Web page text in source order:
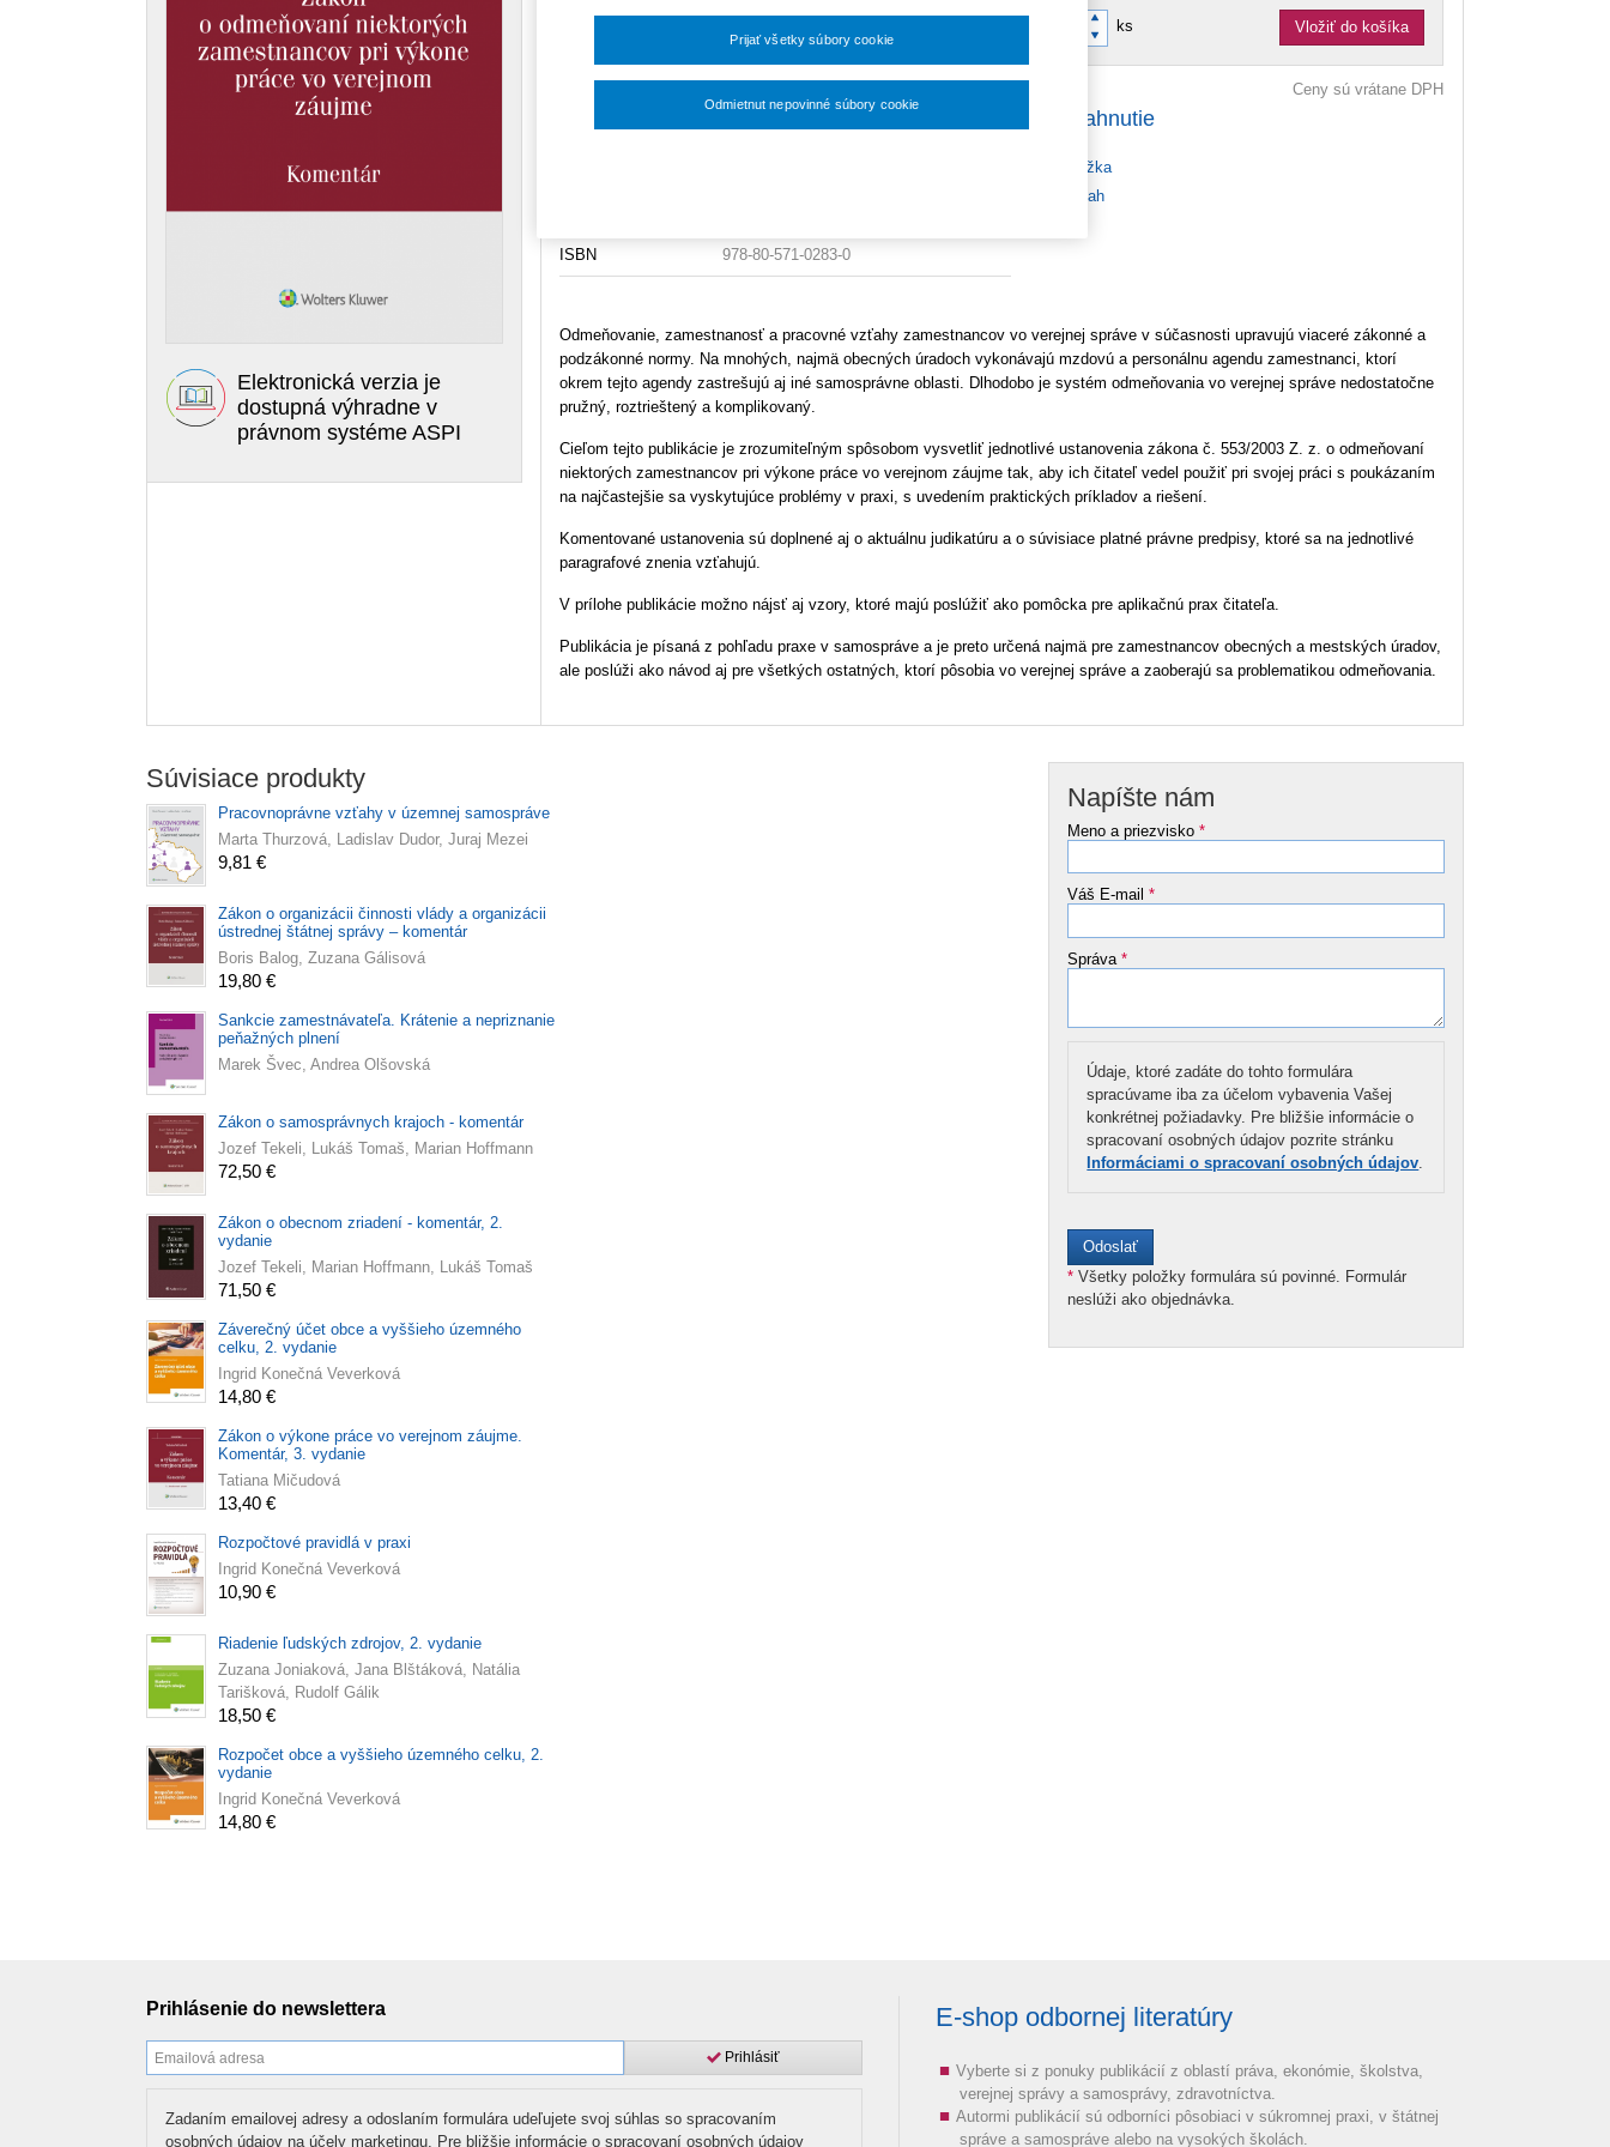
33,60 €
Elektronická verzia je
dostupná výhradne v
právnom systéme ASPI
ks Vložiť do košíka
Ceny sú vrátane DPH
Na stiahnutie
Ukážka
Obsah
10/2020
Väzba mäkká
Počet strán 172
ISBN 978-80-571-0283-0
Odmeňovanie, zamestnanosť a pracovné vzťahy zamestnancov vo verejnej správe v súčasnosti upravujú viaceré zákonné a
podzákonné normy. Na mnohých, najmä obecných úradoch vykonávajú mzdovú a personálnu agendu zamestnanci, ktorí
okrem tejto agendy zastrešujú aj iné samosprávne oblasti. Dlhodobo je systém odmeňovania vo verejnej správe nedostatočne
pružný, roztrieštený a komplikovaný.
Cieľom tejto publikácie je zrozumiteľným spôsobom vysvetliť jednotlivé ustanovenia zákona č. 553/2003 Z. z. o odmeňovaní
niektorých zamestnancov pri výkone práce vo verejnom záujme tak, aby ich čitateľ vedel použiť pri svojej práci s poukázaním
na najčastejšie sa vyskytujúce problémy v praxi, s uvedením praktických príkladov a riešení.
Komentované ustanovenia sú doplnené aj o aktuálnu judikatúru a o súvisiace platné právne predpisy, ktoré sa na jednotlivé
paragrafové znenia vzťahujú.
V prílohe publikácie možno nájsť aj vzory, ktoré majú poslúžiť ako pomôcka pre aplikačnú prax čitateľa.
Publikácia je písaná z pohľadu praxe v samospráve a je preto určená najmä pre zamestnancov obecných a mestských úradov,
ale poslúži ako návod aj pre všetkých ostatných, ktorí pôsobia vo verejnej správe a zaoberajú sa problematikou odmeňovania.
Súvisiace produkty
Pracovnoprávne vzťahy v územnej samospráve
Marta Thurzová, Ladislav Dudor, Juraj Mezei
9,81 €
Zákon o organizácii činnosti vlády a organizácii
ústrednej štátnej správy – komentár
Boris Balog, Zuzana Gálisová
19,80 €
Sankcie zamestnávateľa. Krátenie a nepriznanie
peňažných plnení
Marek Švec, Andrea Olšovská
Zákon o samosprávnych krajoch - komentár
Jozef Tekeli, Lukáš Tomaš, Marian Hoffmann
72,50 €
Zákon o obecnom zriadení - komentár, 2.
vydanie
Jozef Tekeli, Marian Hoffmann, Lukáš Tomaš
71,50 €
Záverečný účet obce a vyššieho územného
celku, 2. vydanie
Ingrid Konečná Veverková
14,80 €
Zákon o výkone práce vo verejnom záujme.
Komentár, 3. vydanie
Tatiana Mičudová
13,40 €
Rozpočtové pravidlá v praxi
Ingrid Konečná Veverková
10,90 €
Riadenie ľudských zdrojov, 2. vydanie
Zuzana Joniaková, Jana Blštáková, Natália
Tarišková, Rudolf Gálik
18,50 €
Rozpočet obce a vyššieho územného celku, 2.
vydanie
Ingrid Konečná Veverková
14,80 €
Napíšte nám
Meno a priezvisko*
Váš E-mail*
Správa*
Údaje, ktoré zadáte do tohto formulára
spracúvame iba za účelom vybavenia Vašej
konkrétnej požiadavky. Pre bližšie informácie o
spracovaní osobných údajov pozrite stránku
Informáciami o spracovaní osobných údajov
* Všetky položky formulára sú povinné. Formulár
neslúži ako objednávka.
Prihlásenie do newslettera
Prihlásiť
Zadaním emailovej adresy a odoslaním formulára udeľujete svoj súhlas so spracovaním
osobných údajov na účely marketingu. Pre bližšie informácie o spracovaní osobných údajov
E-shop odbornej literatúry
Vyberte si z ponuky publikácií z oblastí práva, ekonómie, školstva,
verejnej správy a samosprávy, zdravotníctva.
Autormi publikácií sú odborníci pôsobiaci v súkromnej praxi, v štátnej
správe a samospráve alebo na vysokých školách.
Odmietnut nepovinné súbory cookie
Prijať všetky súbory cookie